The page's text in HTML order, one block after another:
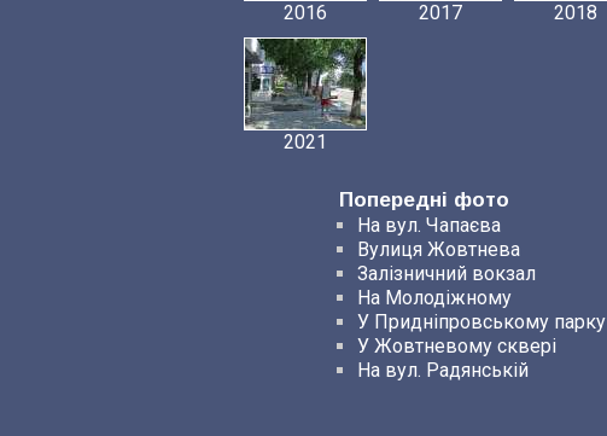
2016 2017 2018
2021
Попередні фото
На вул. Чапаєва
Вулиця Жовтнева
Залізничний вокзал
На Молодіжному
У Придніпровському парку
У Жовтневому сквері
На вул. Радянській